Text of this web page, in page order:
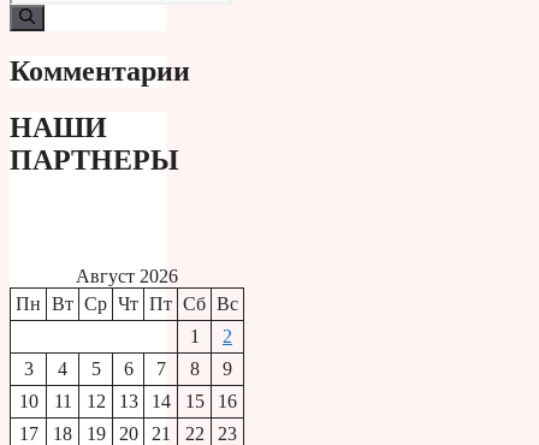
Комментарии
НАШИ
ПАРТНЕРЫ
Август 2026
Пн Вт Ср Чт Пт Сб Вс
1
2
3
4 5 6 7 8
9
10
11 12 13 14 15
16
17
18 19 20 21 22
23